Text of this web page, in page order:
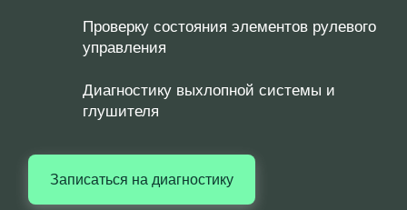
Проверку состояния элементов рулевого
управления
Диагностику выхлопной системы и
глушителя
Записаться на диагностику